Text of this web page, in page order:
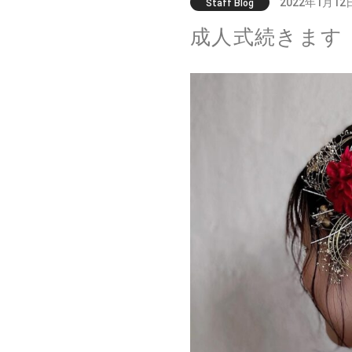
Staff Blog
成人式続きます